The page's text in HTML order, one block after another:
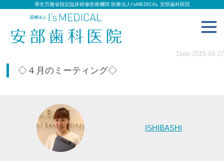
厚生労働省指定臨床研修医療機関 医療法人I’sMEDICAL 安部歯科医院
Date:2015.04.27
◇４月のミーティング◇
ISHIBASHI